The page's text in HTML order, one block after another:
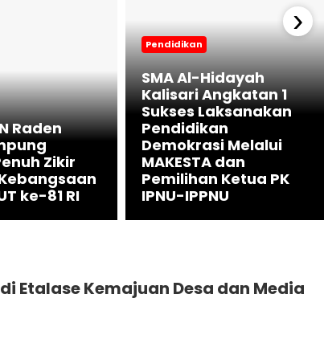
Raden
Zikir
ke-81 RI
Pendidikan
SMA Al-Hidayah
Kalisari Angkatan 1
Sukses Laksanakan
Pendidikan
Demokrasi Melalui
MAKESTA dan
Pemilihan Ketua PK
IPNU-IPPNU
›
Etalase Kemajuan Desa dan Media